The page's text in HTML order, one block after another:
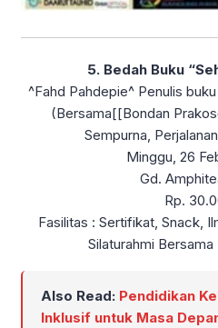
5. Bedah Buku
^Fahd Pahdepie^ Penulis
(Bersama[[Bondan
Sempurna,
Minggu, 26
Gd.
Rp.
Fasilitas : Sertifikat, Snack,
Silaturahmi
Also Read: Pendidikan
Inklusif untuk Masa